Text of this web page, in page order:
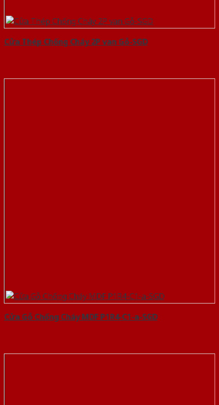
Cửa Thép Chống Cháy 2P van Gỗ-SGD
Cửa Gỗ Chống Cháy MDF P1R4-C1-a-SGD